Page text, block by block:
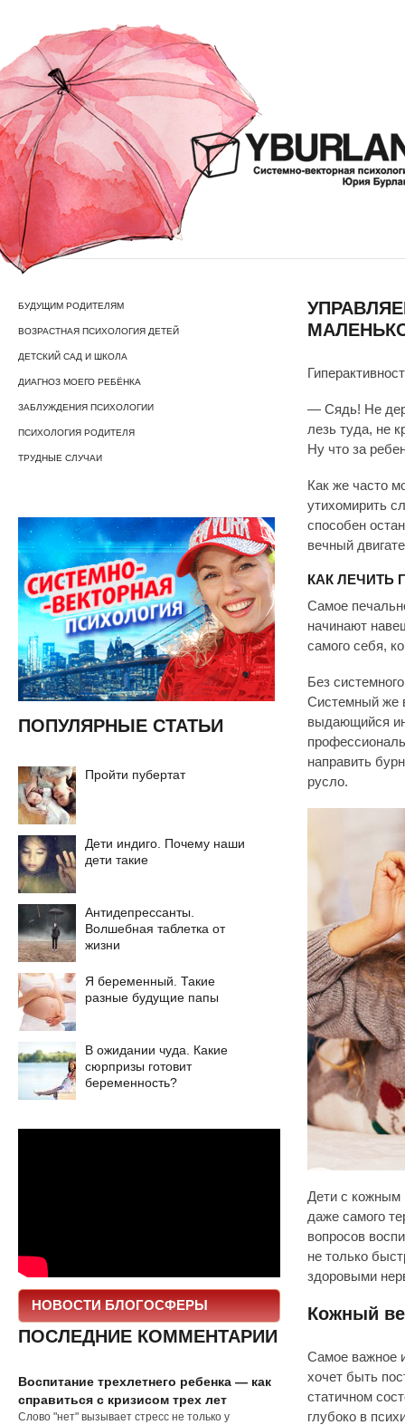
БУДУЩИМ РОДИТЕЛЯМ
ВОЗРАСТНАЯ ПСИХОЛОГИЯ ДЕТЕЙ
ДЕТСКИЙ САД И ШКОЛА
ДИАГНОЗ МОЕГО РЕБЁНКА
ЗАБЛУЖДЕНИЯ ПСИХОЛОГИИ
ПСИХОЛОГИЯ РОДИТЕЛЯ
ТРУДНЫЕ СЛУЧАИ
ПОПУЛЯРНЫЕ СТАТЬИ
Пройти пубертат
Дети индиго. Почему наши
дети такие
Антидепрессанты.
Волшебная таблетка от
жизни
Я беременный. Такие
разные будущие папы
В ожидании чуда. Какие
сюрпризы готовит
беременность?
НОВОСТИ БЛОГОСФЕРЫ
ПОСЛЕДНИЕ КОММЕНТАРИИ
Воспитание трехлетнего ребенка — как
справиться с кризисом трех лет
Слово "нет" вызывает стресс не только у
— Сядь! Не
лезь туда, не
Ну что за
Как же часто
утихомирить
способен
вечный
КАК ЛЕЧИТЬ
Самое
начинают
самого себя,
Без
Системный же
выдающийся
направить
русло.
Дети с кожным
даже самого
вопросов
не только
здоровыми
Кожный
Самое важное
хочет быть
статичном
глубоко в